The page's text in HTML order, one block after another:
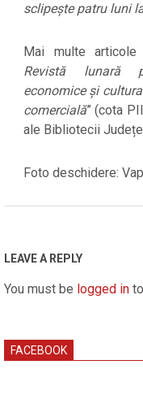
sclipește patru luni
Mai multe
Revistă lunară
economice și
comercială” (cota
ale Bibliotecii
Foto deschidere:
28
LEAVE A REPLY
You must be logged in
FACEBOOK